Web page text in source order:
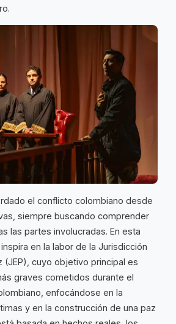
el conflicto colombiano desde
siempre buscando comprender
las partes involucradas. En esta
en la labor de la Jurisdicción
(JEP), cuyo objetivo principal es
graves cometidos durante el
enfocándose en la
y en la construcción de una paz